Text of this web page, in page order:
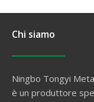
Chi siamo
Ningbo Tongyi
è un produttore